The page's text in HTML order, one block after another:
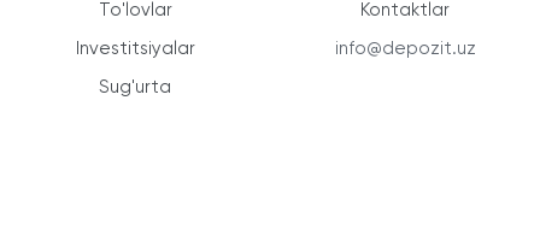
To'lovlar
Investitsiyalar
Sug'urta
Kontaktlar
info@depozit.uz